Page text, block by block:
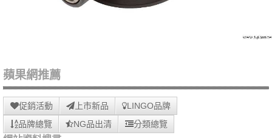
蘋果網推薦
促銷活動 上市新品
LINGO品牌
品牌總覽
NG品出清 分類總覽